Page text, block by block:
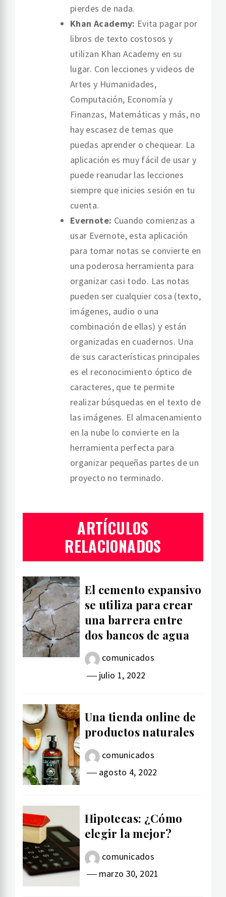
pierdes de nada.
Khan Academy: Evita pagar por
libros de texto costosos y
utilizan Khan Academy en su
lugar. Con lecciones y videos de
Artes y Humanidades,
Computación, Economía y
Finanzas, Matemáticas y más, no
hay escasez de temas que
puedas aprender o chequear. La
aplicación es muy fácil de usar y
puede reanudar las lecciones
siempre que inicies sesión en tu
cuenta.
Evernote: Cuando comienzas a
usar Evernote, esta aplicación
para tomar notas se convierte en
una poderosa herramienta para
organizar casi todo. Las notas
pueden ser cualquier cosa (texto,
imágenes, audio o una
combinación de ellas) y están
organizadas en cuadernos. Una
de sus características principales
es el reconocimiento óptico de
caracteres, que te permite
realizar búsquedas en el texto de
las imágenes. El almacenamiento
en la nube lo convierte en la
herramienta perfecta para
organizar pequeñas partes de un
proyecto no terminado.
ARTÍCULOS
RELACIONADOS
El cemento expansivo
se utiliza para crear
una barrera entre
dos bancos de agua
comunicados
julio 1, 2022
Una tienda online de
productos naturales
comunicados
agosto 4, 2022
Hipotecas: ¿Cómo
elegir la mejor?
comunicados
marzo 30, 2021